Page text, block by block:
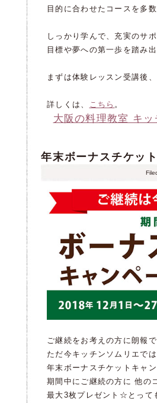
目的に合わせたコースを多
しっかり学んで、充実のサ
目標や夢への第一歩を踏み
まずは体験レッスン受講後
詳しくは、 こちら 。
大阪の料理教室 キ
年末ボーナスチケッ
ご継続をお考えの方に朗報
ただ今キッチンソムリエで
年末ボーナスチケットキャ
期間中にご継続の方に 他の
最大3枚プレゼント☆とって